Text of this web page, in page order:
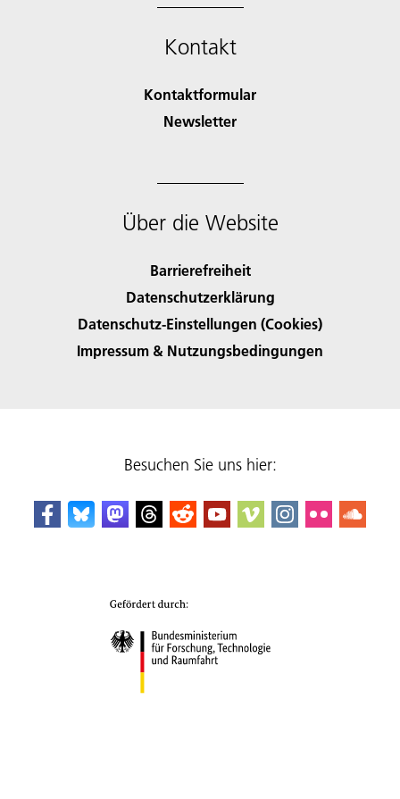
Kontakt
Kontaktformular
Newsletter
Über die Website
Barrierefreiheit
Datenschutzerklärung
Datenschutz-Einstellungen (Cookies)
Impressum & Nutzungsbedingungen
Besuchen Sie uns hier: